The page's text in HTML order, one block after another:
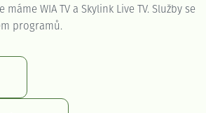
WIA TV a Skylink Live TV. Služby se
programů.